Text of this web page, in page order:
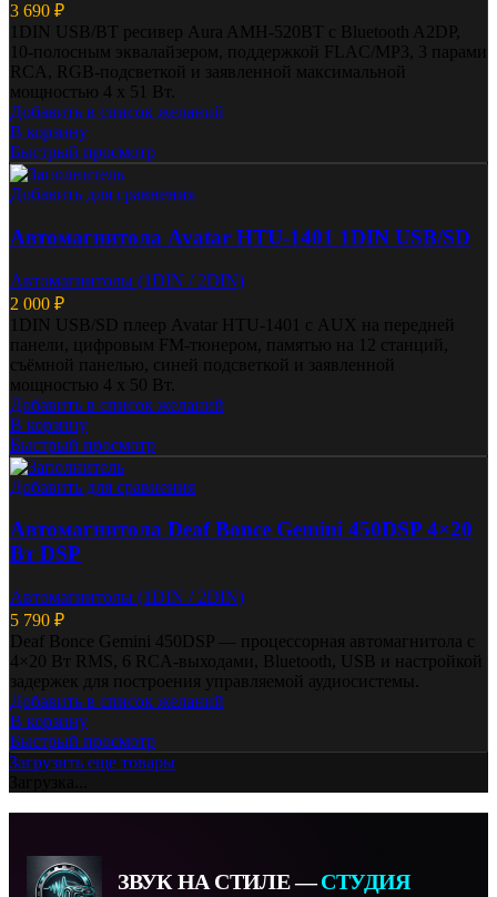
3 690 ₽
1DIN USB/BT ресивер Aura AMH-520BT с Bluetooth A2DP,
10-полосным эквалайзером, поддержкой FLAC/MP3, 3 парами
RCA, RGB-подсветкой и заявленной максимальной
мощностью 4 x 51 Вт.
Добавить в список желаний
В корзину
Быстрый просмотр
Добавить для сравнения
Автомагнитола Avatar HTU-1401 1DIN USB/SD
Автомагнитолы (1DIN / 2DIN)
2 000 ₽
1DIN USB/SD плеер Avatar HTU-1401 с AUX на передней
панели, цифровым FM-тюнером, памятью на 12 станций,
съёмной панелью, синей подсветкой и заявленной
мощностью 4 x 50 Вт.
Добавить в список желаний
В корзину
Быстрый просмотр
Добавить для сравнения
Автомагнитола Deaf Bonce Gemini 450DSP 4×20
Вт DSP
Автомагнитолы (1DIN / 2DIN)
5 790 ₽
Deaf Bonce Gemini 450DSP — процессорная автомагнитола с
4×20 Вт RMS, 6 RCA-выходами, Bluetooth, USB и настройкой
задержек для построения управляемой аудиосистемы.
Добавить в список желаний
В корзину
Быстрый просмотр
Загрузить еще товары
ЗВУК НА СТИЛЕ —СТУДИЯ